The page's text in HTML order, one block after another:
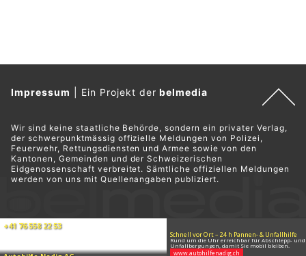
Impressum Ein Projekt derbelmedia
Wir sind keine staatliche Behörde, sondern ein privater Verlag,
der schwerpunktmässig offizielle Meldungen von Polizei,
Feuerwehr, Rettungsdiensten und Armee sowie von den
Kantonen, Gemeinden und der Schweizerischen
Eidgenossenschaft verbreitet. Sämtliche offiziellen Meldungen
werden von uns mit Quellenangaben publiziert.